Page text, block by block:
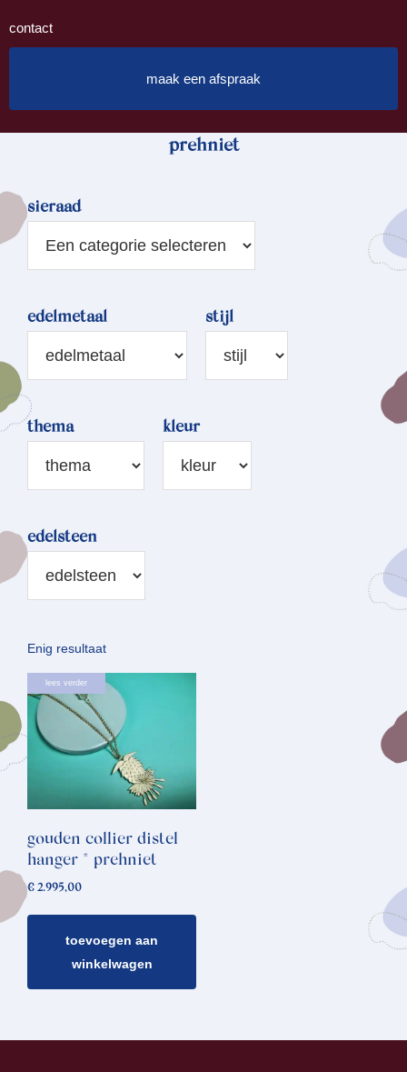
contact
maak een afspraak
prehniet
sieraad
edelmetaal stijl
thema kleur
edelsteen
Enig resultaat
lees verder
gouden collier distel
hanger * prehniet
€ 2.995,00
toevoegen aan
winkelwagen